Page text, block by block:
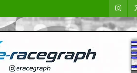
COBERTURA ESPECIAL DE E-KART.COM.AR
08/09-AGO